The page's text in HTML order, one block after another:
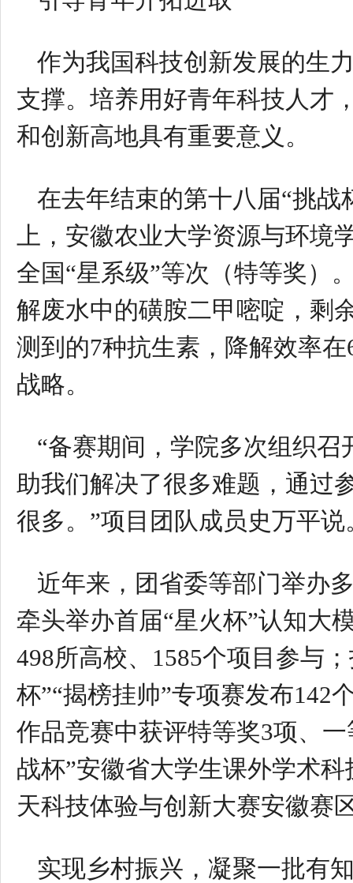
作为我国科技创新发展的生
支撑。培养用好青年科技人才
和创新高地具有重要意义。
在去年结束的第十八届“挑战
上，安徽农业大学资源与环境
全国“星系级”等次（特等奖）
解废水中的磺胺二甲嘧啶，剩
测到的7种抗生素，降解效率
战略。
“备赛期间，学院多次组织
助我们解决了很多难题，通过
很多。”项目团队成员史万平说
近年来，团省委等部门举办
牵头举办首届“星火杯”认知大
498所高校、1585个项目参与
杯”“揭榜挂帅”专项赛发布142
作品竞赛中获评特等奖3项、
战杯”安徽省大学生课外学术
天科技体验与创新大赛安徽赛
实现乡村振兴，凝聚一批有